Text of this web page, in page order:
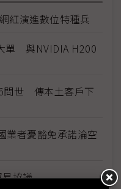
紅演進數位特種兵
單 與NVIDIA H200
問世 傳本土客戶下
者憂豁免承諾淪空
協議